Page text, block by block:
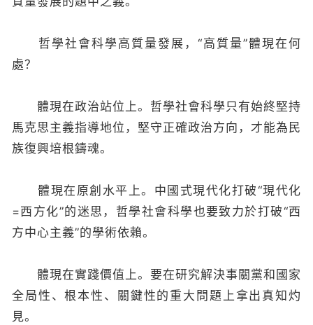
哲學社會科學高質量發展，“高質量”體現在何
處？
體現在政治站位上。哲學社會科學只有始終堅持
馬克思主義指導地位，堅守正確政治方向，才能為民
族復興培根鑄魂。
體現在原創水平上。中國式現代化打破“現代化
=西方化”的迷思，哲學社會科學也要致力於打破“西
方中心主義”的學術依賴。
體現在實踐價值上。要在研究解決事關黨和國家
全局性、根本性、關鍵性的重大問題上拿出真知灼
見。